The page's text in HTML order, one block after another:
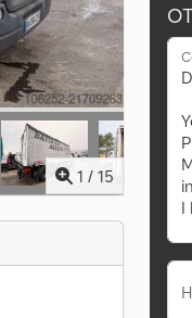
1 / 15